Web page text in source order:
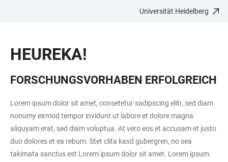
BARRIEREFREIHEIT
Universität Heidelberg
HEUREKA!
FORSCHUNGSVORHABEN ERFOLGREICH
Lorem ipsum dolor sit amet, consetetur sadipscing elitr, sed diam
nonumy eirmod tempor invidunt ut labore et dolore magna
aliquyam erat, sed diam voluptua. At vero eos et accusam et justo
duo dolores et ea rebum. Stet clita kasd gubergren, no sea
takimata sanctus est Lorem ipsum dolor sit amet. Lorem ipsum